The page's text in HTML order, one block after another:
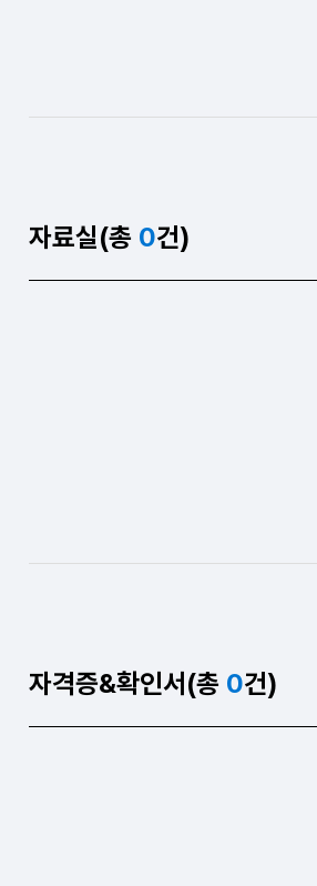
자료실(총 0건)
자격증&확인서(총 0건)